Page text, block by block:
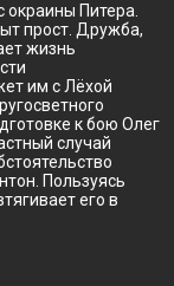
Питера.
прост. Дружба,
жизнь
им с Лёхой
к бою Олег
случай
Пользуясь
его в